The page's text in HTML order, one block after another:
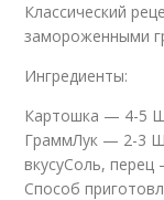
Классический
замороженными
Ингредиенты:
Картошка — 4-5
ГраммЛук — 2-3
вкусуСоль,
Способ